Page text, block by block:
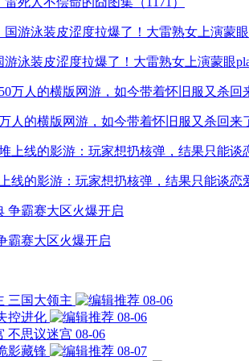
游泳装皮涩度拉爆了！大雷熟女上演蒙眼
人的横版网游，如今带着怀旧服又杀回来
线的影游：玩家想扔核弹，结果只能谈恋
霸赛大区火爆开启
三国大领主
08-06
控进化
08-06
不思议迷宫 08-06
影藏锋
08-07